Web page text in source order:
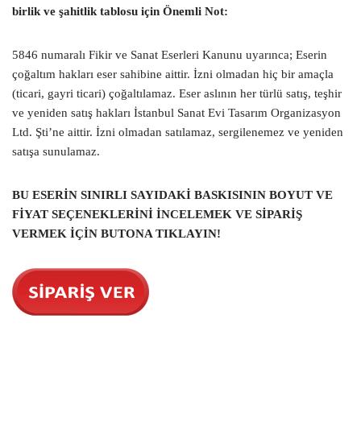
birlik ve şahitlik tablosu için Önemli Not:
5846 numaralı Fikir ve Sanat Eserleri Kanunu uyarınca; Eserin
çoğaltım hakları eser sahibine aittir. İzni olmadan hiç bir amaçla
(ticari, gayri ticari) çoğaltılamaz. Eser aslının her türlü satış, teşhir
ve yeniden satış hakları İstanbul Sanat Evi Tasarım Organizasyon
Ltd. Şti’ne aittir. İzni olmadan satılamaz, sergilenemez ve yeniden
satışa sunulamaz.
BU ESERİN SINIRLI SAYIDAKİ BASKISININ BOYUT VE
FİYAT SEÇENEKLERİNİ İNCELEMEK VE SİPARİŞ
VERMEK İÇİN BUTONA TIKLAYIN!